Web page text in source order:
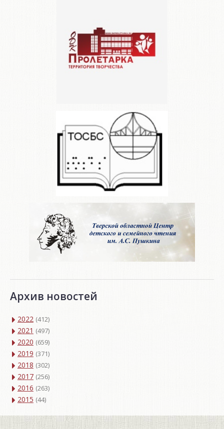
Архив новостей
2022 (412)
2021 (497)
2020 (659)
2019 (371)
2018 (302)
2017 (256)
2016 (263)
2015 (44)